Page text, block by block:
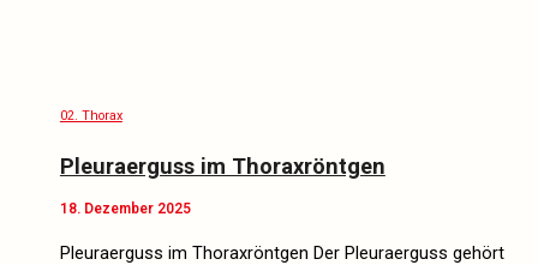
02. Thorax
Pleuraerguss im Thoraxröntgen
18. Dezember 2025
Pleuraerguss im Thoraxröntgen Der Pleuraerguss gehört